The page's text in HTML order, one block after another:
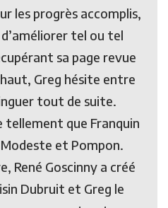
les progrès accomplis,
tel ou tel
sa page revue
Greg hésite entre
tout de suite.
que Franquin
et Pompon.
René Goscinny a créé
Dubruit et Greg le